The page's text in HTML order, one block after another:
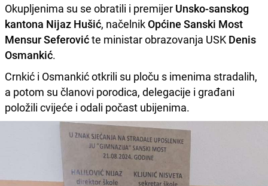
Okupljenima su se obratili i premijer Unsko-sanskog
kantona Nijaz Hušić, načelnikOpćine Sanski Most
Mensur Seferovićte ministar obrazovanja USK Denis
Osmankić.
Crnkić i Osmankić otkrili su ploču s imenima stradalih,
a potom su članovi porodica, delegacije i građani
položili cvijeće i odali počast ubijenima.